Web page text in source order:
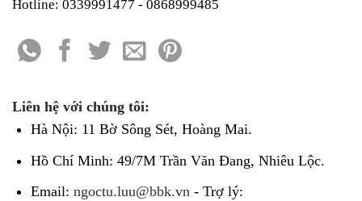
Hotline: 0339991477 - 0868999485
Liên hệ với chúng tôi:
Hà Nội: 11 Bờ Sông Sét, Hoàng Mai.
Hồ Chí Minh: 49/7M Trần Văn Đang, Nhiêu Lộc.
Email: ngoctu.luu@bbk.vn- Trợ lý: